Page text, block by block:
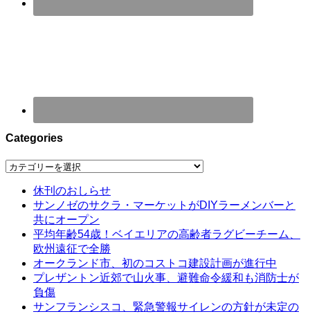
Categories
Categories
休刊のおしらせ
サンノゼのサクラ・マーケットがDIYラーメンバーと
共にオープン
平均年齢54歳！ベイエリアの高齢者ラグビーチーム、
欧州遠征で全勝
オークランド市、初のコストコ建設計画が進行中
プレザントン近郊で山火事、避難命令緩和も消防士が
負傷
サンフランシスコ、緊急警報サイレンの方針が未定の